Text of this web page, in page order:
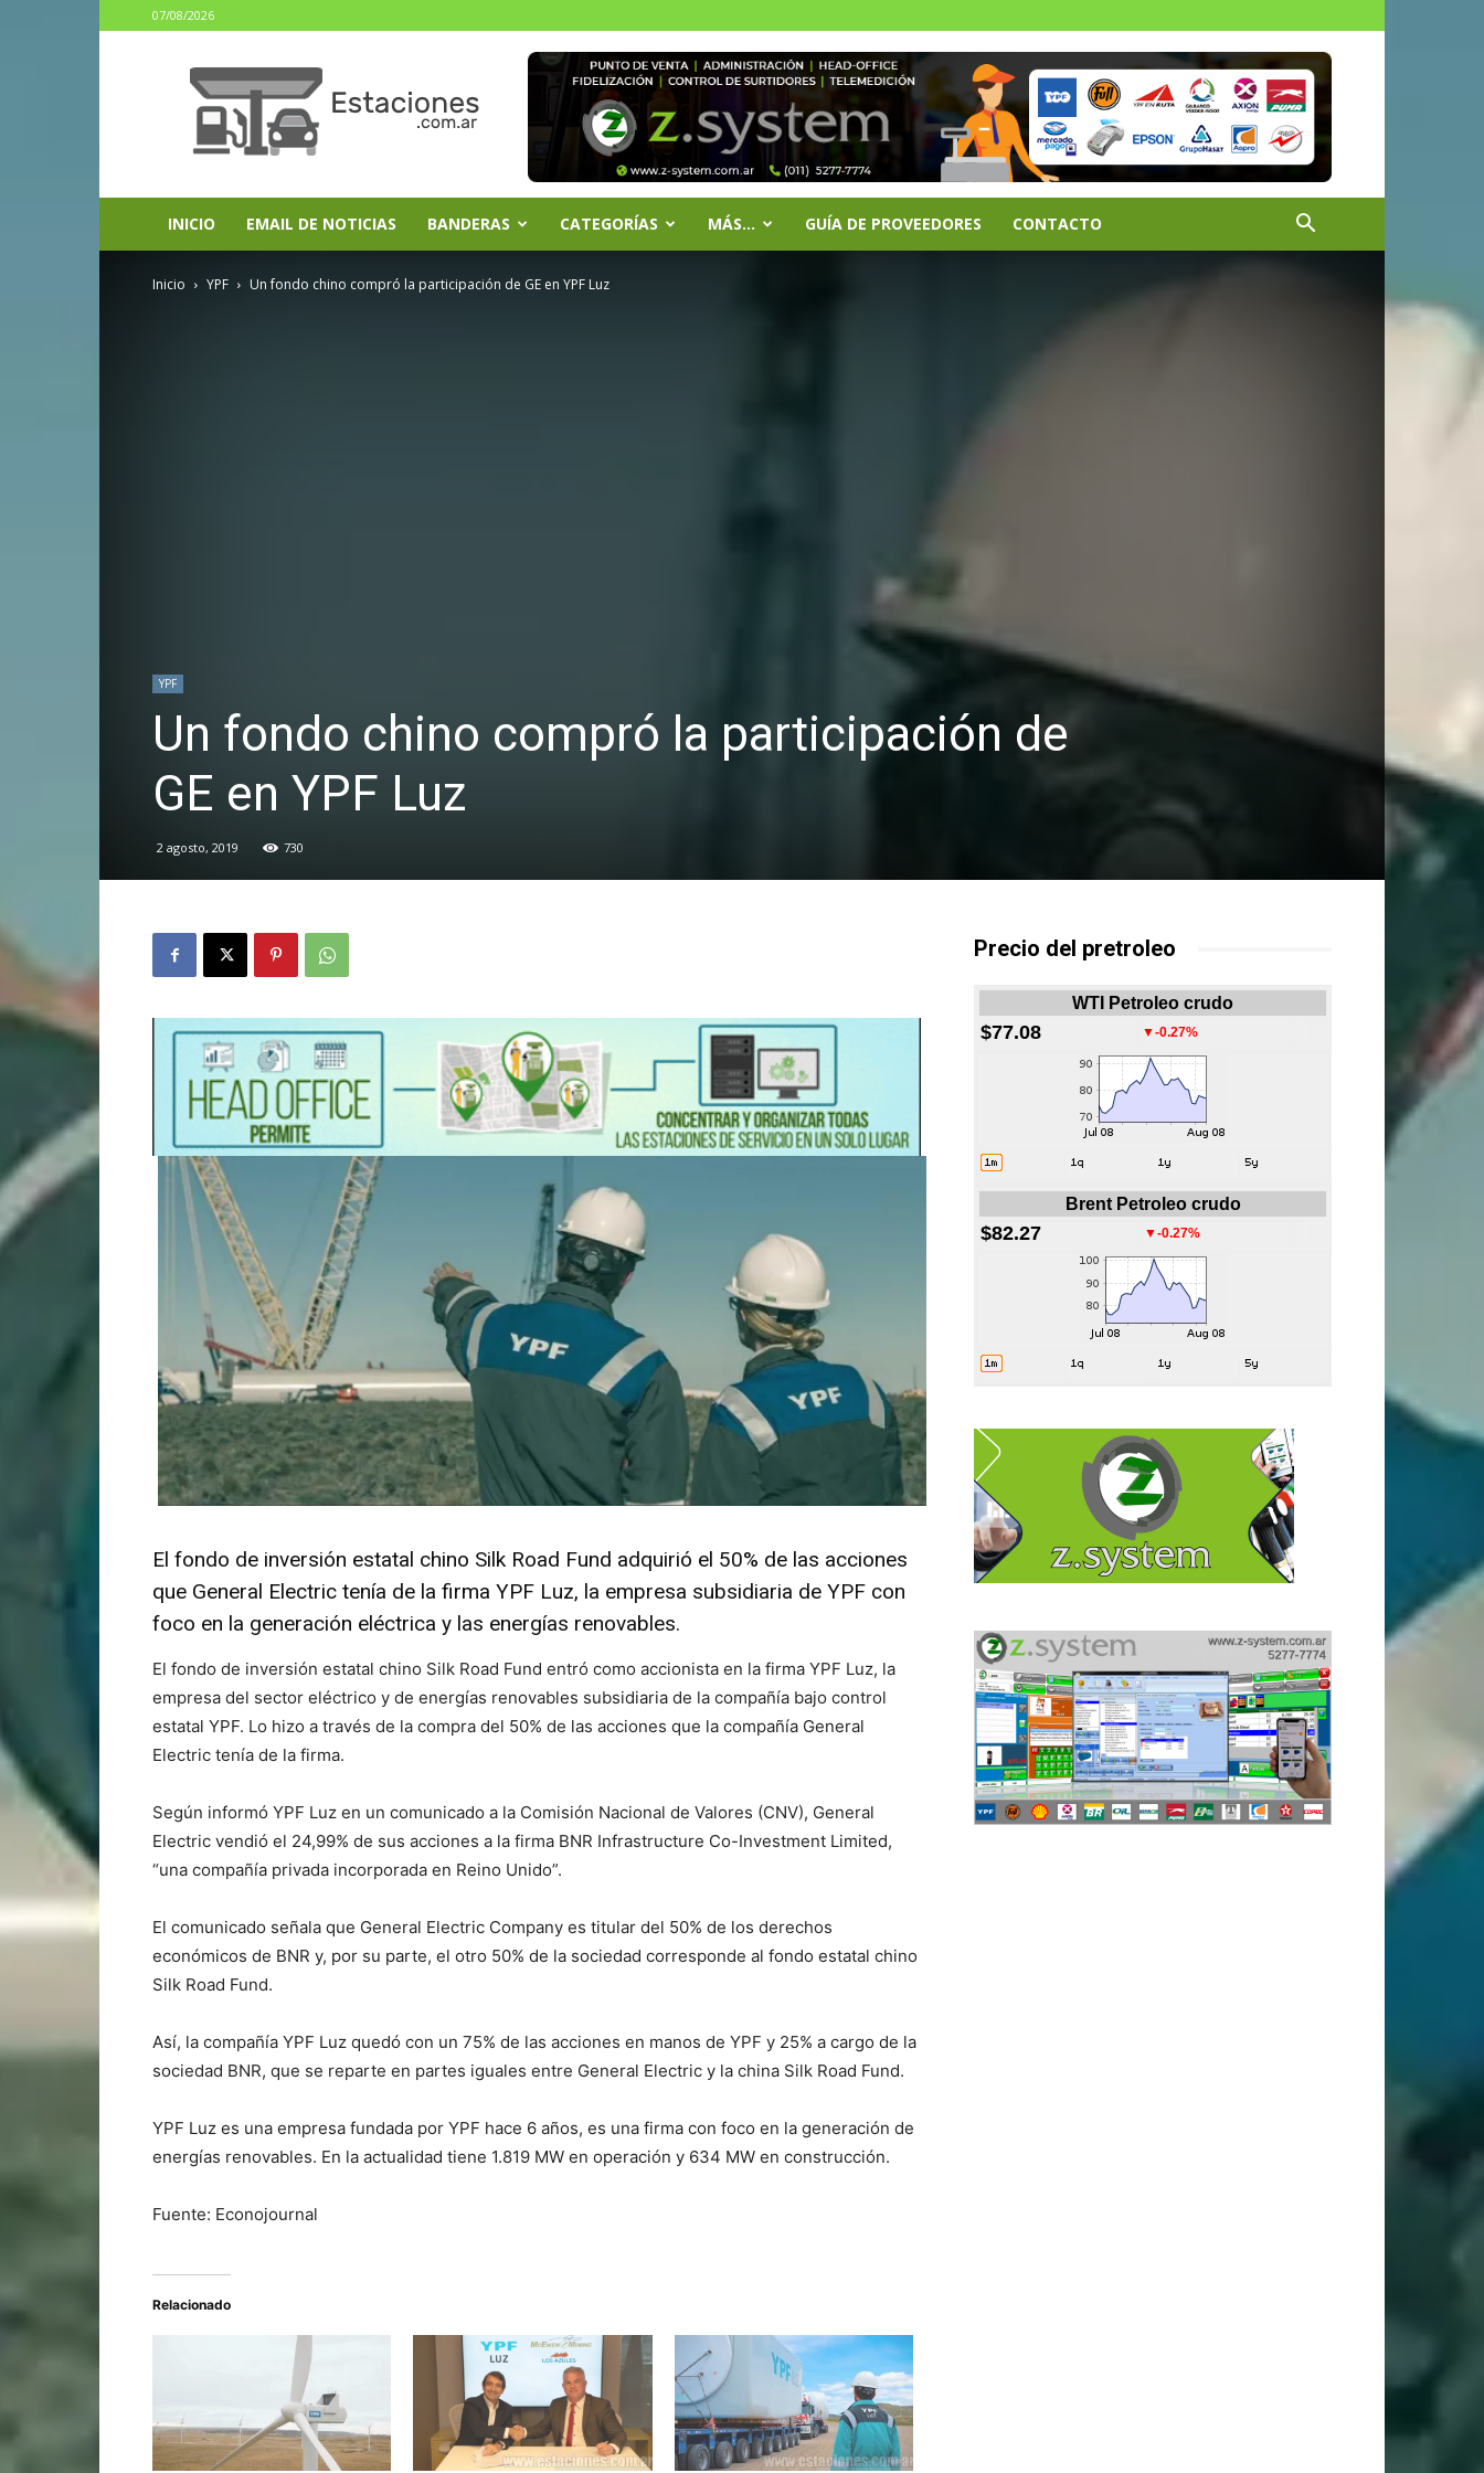
07/08/2026
INICIO EMAIL DE NOTICIAS BANDERAS CATEGORÍAS MÁS… GUÍA DE PROVEEDORES CONTACTO
Inicio YPF Un fondo chino compró la participación de GE en YPF Luz
YPF
Un fondo chino compró la participación de
GE en YPF Luz
2 agosto, 2019 730
El fondo de inversión estatal chino Silk Road Fund adquirió el 50% de las acciones
que General Electric tenía de la firma YPF Luz, la empresa subsidiaria de YPF con
foco en la generación eléctrica y las energías renovables.
El fondo de inversión estatal chino Silk Road Fund entró como accionista en la firma YPF Luz, la
empresa del sector eléctrico y de energías renovables subsidiaria de la compañía bajo control
estatal YPF. Lo hizo a través de la compra del 50% de las acciones que la compañía General
Electric tenía de la firma.
Según informó YPF Luz en un comunicado a la Comisión Nacional de Valores (CNV), General
Electric vendió el 24,99% de sus acciones a la firma BNR Infrastructure Co-Investment Limited,
“una compañía privada incorporada en Reino Unido”.
El comunicado señala que General Electric Company es titular del 50% de los derechos
económicos de BNR y, por su parte, el otro 50% de la sociedad corresponde al fondo estatal chino
Silk Road Fund.
Así, la compañía YPF Luz quedó con un 75% de las acciones en manos de YPF y 25% a cargo de la
sociedad BNR, que se reparte en partes iguales entre General Electric y la china Silk Road Fund.
YPF Luz es una empresa fundada por YPF hace 6 años, es una firma con foco en la generación de
energías renovables. En la actualidad tiene 1.819 MW en operación y 634 MW en construcción.
Fuente: Econojournal
Relacionado
Precio del pretroleo
WTI Petroleo crudo
$77.08 ▼-0.27%
Brent Petroleo crudo
$82.27 ▼-0.27%